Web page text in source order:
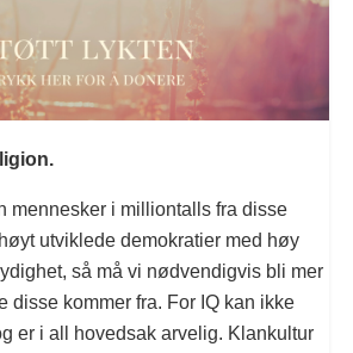
mennesker i milliontalls fra disse
utviklede demokratier med høy
så må vi nødvendigvis bli mer
disse kommer fra. For IQ kan ikke
er i all hovedsak arvelig. Klankultur